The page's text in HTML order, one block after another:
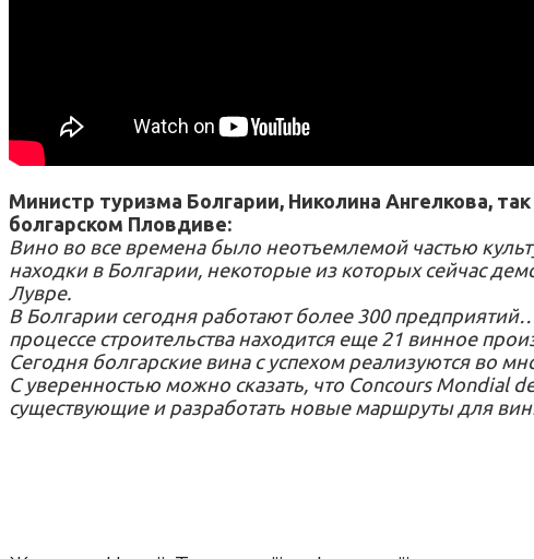
Министр туризма Болгарии, Николина Aнгелкова,
болгарском Пловдиве:
Вино во все времена было неотъемлемой частью
находки в Болгарии, некоторые из которых сейчас
Лувре.
В Болгарии сегодня работают более 300
процессе строительства находится еще 21 винное
Сегодня болгарские вина с успехом реализуются во
С уверенностью можно сказать, что Concours Mondial
существующие и разработать новые маршруты для